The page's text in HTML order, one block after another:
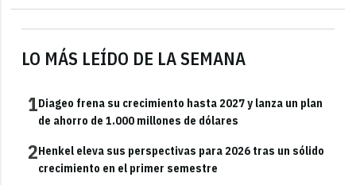
LO MÁS LEÍDO DE LA SEMANA
1Diageo frena su crecimiento hasta 2027 y lanza un plan
de ahorro de 1.000 millones de dólares
2Henkel eleva sus perspectivas para 2026 tras un sólido
crecimiento en el primer semestre